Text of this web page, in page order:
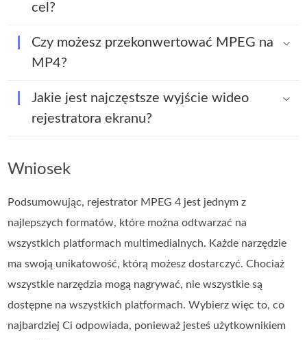
cel?
Czy możesz przekonwertować MPEG na
MP4?
Jakie jest najczęstsze wyjście wideo
rejestratora ekranu?
Wniosek
Podsumowując, rejestrator MPEG 4 jest jednym z
najlepszych formatów, które można odtwarzać na
wszystkich platformach multimedialnych. Każde narzędzie
ma swoją unikatowość, którą możesz dostarczyć. Chociaż
wszystkie narzędzia mogą nagrywać, nie wszystkie są
dostępne na wszystkich platformach. Wybierz więc to, co
najbardziej Ci odpowiada, ponieważ jesteś użytkownikiem